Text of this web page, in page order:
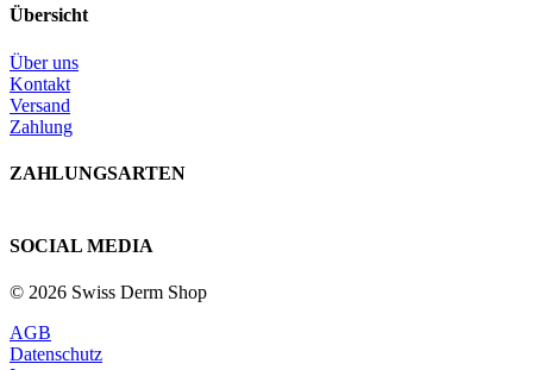
Übersicht
Über uns
Kontakt
Versand
Zahlung
ZAHLUNGSARTEN
SOCIAL MEDIA
© 2026 Swiss Derm Shop
AGB
Datenschutz